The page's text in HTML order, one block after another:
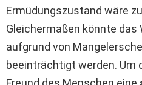
Ermüdungszustand wäre
Gleichermaßen könnte
aufgrund von
beeinträchtigt werden. Um